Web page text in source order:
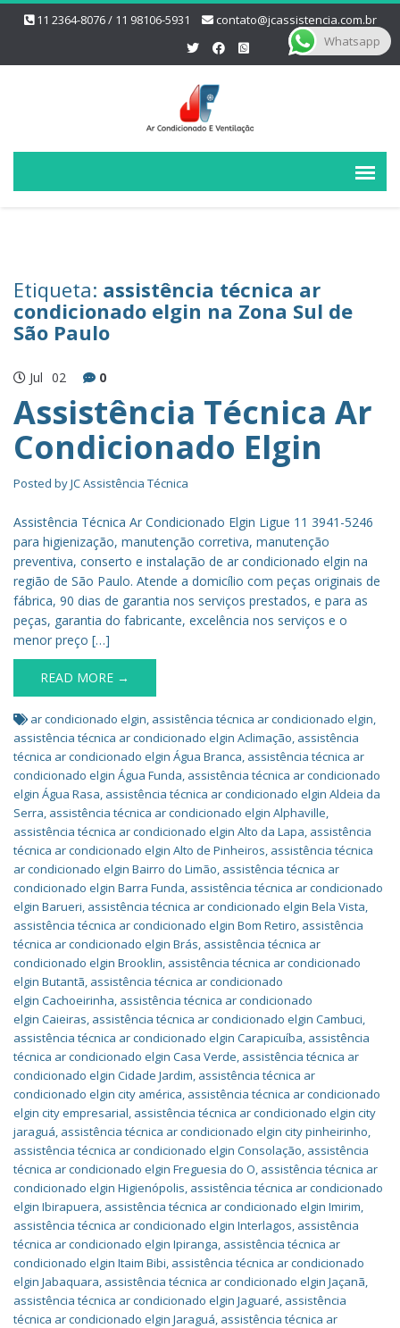
11 2364-8076 / 11 98106-5931 contato@jcassistencia.com.br
Etiqueta: assistência técnica ar
condicionado elgin na Zona Sul de
São Paulo
Jul 02 0
Assistência Técnica Ar
Condicionado Elgin
Posted byJC Assistência Técnica
Assistência Técnica Ar Condicionado Elgin Ligue 11 3941-5246
para higienização, manutenção corretiva, manutenção
preventiva, conserto e instalação de ar condicionado elgin na
região de São Paulo. Atende a domicílio com peças originais de
fábrica, 90 dias de garantia nos serviços prestados, e para as
peças, garantia do fabricante, excelência nos serviços e o
menor preço […]
READ MORE →
ar condicionado elgin, assistência técnica ar condicionado elgin,
assistência técnica ar condicionado elgin Aclimação, assistência
técnica ar condicionado elgin Água Branca, assistência técnica ar
condicionado elgin Água Funda, assistência técnica ar condicionado
elgin Água Rasa, assistência técnica ar condicionado elgin Aldeia da
Serra, assistência técnica ar condicionado elgin Alphaville,
assistência técnica ar condicionado elgin Alto da Lapa, assistência
técnica ar condicionado elgin Alto de Pinheiros, assistência técnica
ar condicionado elgin Bairro do Limão, assistência técnica ar
condicionado elgin Barra Funda, assistência técnica ar condicionado
elgin Barueri, assistência técnica ar condicionado elgin Bela Vista,
assistência técnica ar condicionado elgin Bom Retiro, assistência
técnica ar condicionado elgin Brás, assistência técnica ar
condicionado elgin Brooklin, assistência técnica ar condicionado
elgin Butantã, assistência técnica ar condicionado
elgin Cachoeirinha, assistência técnica ar condicionado
elgin Caieiras, assistência técnica ar condicionado elgin Cambuci,
assistência técnica ar condicionado elgin Carapicuíba, assistência
técnica ar condicionado elgin Casa Verde, assistência técnica ar
condicionado elgin Cidade Jardim, assistência técnica ar
condicionado elgin city américa, assistência técnica ar condicionado
elgin city empresarial, assistência técnica ar condicionado elgin city
jaraguá, assistência técnica ar condicionado elgin city pinheirinho,
assistência técnica ar condicionado elgin Consolação, assistência
técnica ar condicionado elgin Freguesia do O, assistência técnica ar
condicionado elgin Higienópolis, assistência técnica ar condicionado
elgin Ibirapuera, assistência técnica ar condicionado elgin Imirim,
assistência técnica ar condicionado elgin Interlagos, assistência
técnica ar condicionado elgin Ipiranga, assistência técnica ar
condicionado elgin Itaim Bibi, assistência técnica ar condicionado
elgin Jabaquara, assistência técnica ar condicionado elgin Jaçanã,
assistência técnica ar condicionado elgin Jaguaré, assistência
técnica ar condicionado elgin Jaraguá, assistência técnica ar
Whatsapp